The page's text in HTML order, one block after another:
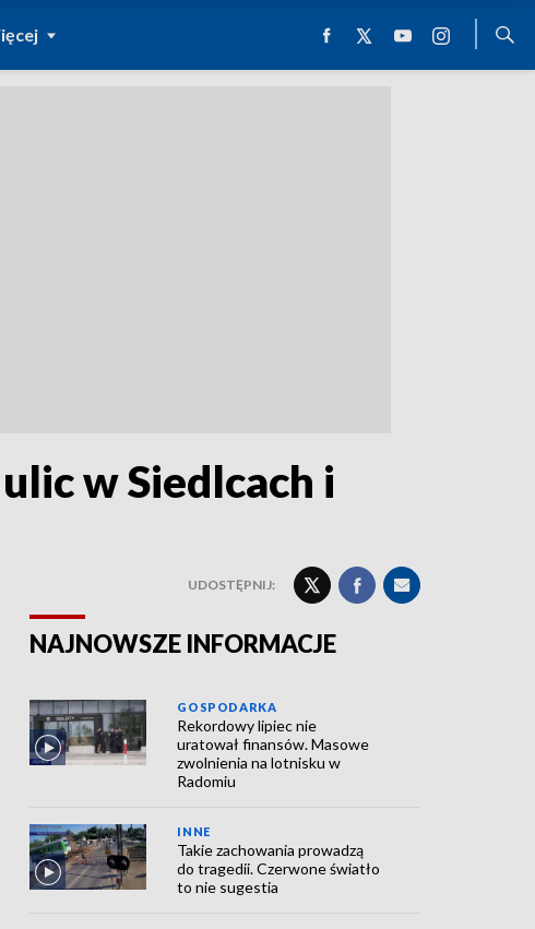
w Siedlcach i
UDOSTĘPNIJ:
NAJNOWSZE INFORMACJE
GOSPODARKA
Rekordowy lipiec nie
uratował finansów. Masowe
zwolnienia na lotnisku w
Radomiu
INNE
Takie zachowania prowadzą
do tragedii. Czerwone światło
to nie sugestia